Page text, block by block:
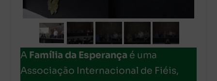
A Família da Esperança é uma
Associação Internacional de Fiéis,